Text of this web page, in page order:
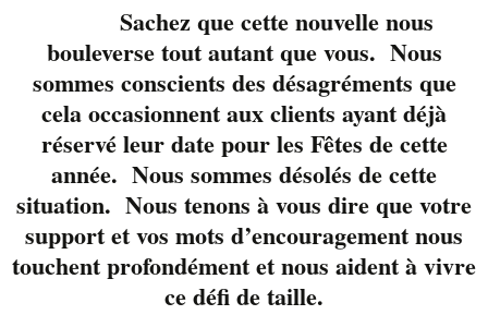
polyvalent. Il soutien
des bands depuis au
moins 25 ans! Très à
l’aise au micro, c’est
un complice idéal
pour McFly!Jo lui,
c’est le petit nouveau
dans la formation.
Actif sur la scène
(basse) depuis presque
20 ans! C’est une
Sachez que cette nouvelle nous
bouleverse tout autant que vous. Nous
sommes conscients des désagréments que
cela occasionnent aux clients ayant déjà
réservé leur date pour les Fêtes de cette
année. Nous sommes désolés de cette
situation. Nous tenons à vous dire que votre
support et vos mots d’encouragement nous
touchent profondément et nous aident à vivre
ce défi de taille.